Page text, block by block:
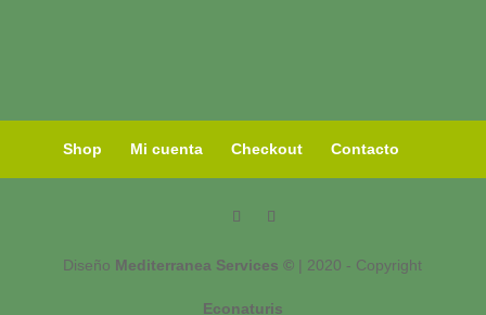
Shop Mi cuenta Checkout Contacto
Diseño Mediterranea Services © | 2020 - Copyright
Econaturis